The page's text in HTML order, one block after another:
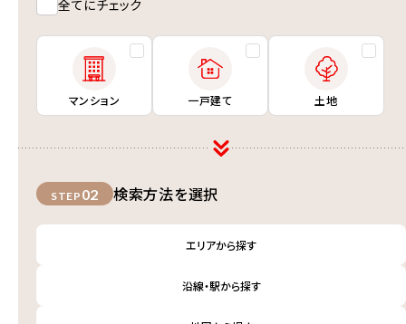
全てにチェック
マンション 一戸建て 土地
STEP 02 検索方法を選択
エリアから探す
沿線・駅から探す